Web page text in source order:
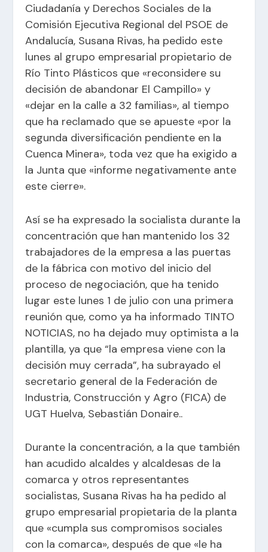
Ciudadanía y Derechos Sociales de la
Comisión Ejecutiva Regional del PSOE de
Andalucía, Susana Rivas, ha pedido este
lunes al grupo empresarial propietario de
Río Tinto Plásticos que «reconsidere su
decisión de abandonar El Campillo» y
«dejar en la calle a 32 familias», al tiempo
que ha reclamado que se apueste «por la
segunda diversificación pendiente en la
Cuenca Minera», toda vez que ha exigido a
la Junta que «informe negativamente ante
este cierre».
Así se ha expresado la socialista durante la
concentración que han mantenido los 32
trabajadores de la empresa a las puertas
de la fábrica con motivo del inicio del
proceso de negociación, que ha tenido
lugar este lunes 1 de julio con una primera
reunión que, como ya ha informado TINTO
NOTICIAS, no ha dejado muy optimista a la
plantilla, ya que “la empresa viene con la
decisión muy cerrada”, ha subrayado el
secretario general de la Federación de
Industria, Construcción y Agro (FICA) de
UGT Huelva, Sebastián Donaire..
Durante la concentración, a la que también
han acudido alcaldes y alcaldesas de la
comarca y otros representantes
socialistas, Susana Rivas ha ha pedido al
grupo empresarial propietaria de la planta
que «cumpla sus compromisos sociales
con la comarca», después de que «le ha